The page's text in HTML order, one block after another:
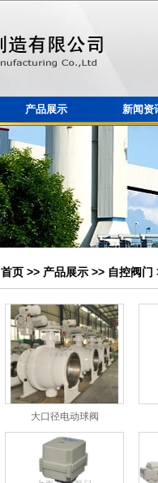
产品展示 新闻资
首页 >> 产品展示 >> 自控阀门
大口径电动球阀